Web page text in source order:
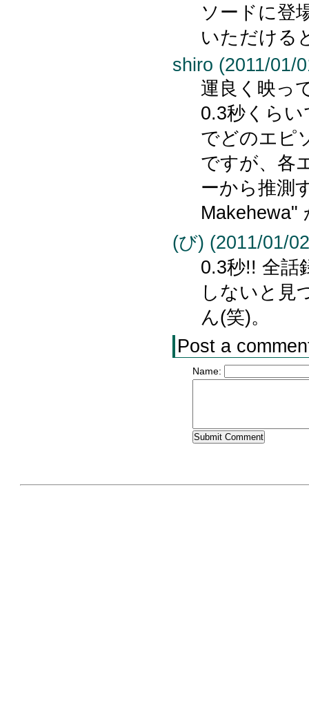
ソードに登
いただける
shiro (2011/01/
運良く映っ
0.3秒くら
でどのエピ
ですが、各
ーから推測
Makehewa"
(び) (2011/01/
0.3秒!! 全話
しないと見
ん(笑)。
Post a
Name: